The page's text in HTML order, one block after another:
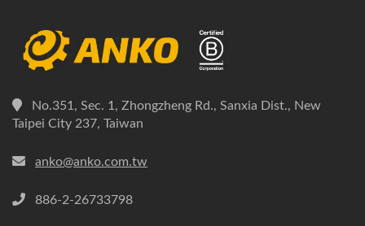
No.351, Sec. 1, Zhongzheng Rd., Sanxia Dist., New
Taipei City 237, Taiwan
anko@anko.com.tw
886-2-26733798